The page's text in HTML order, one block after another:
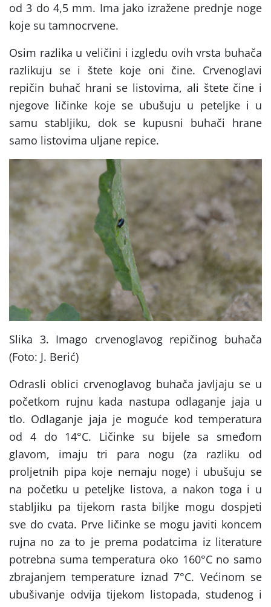
od 3 do 4,5 mm. Ima jako izražene prednje noge
koje su tamnocrvene.
Osim razlika u veličini i izgledu ovih vrsta buhača
razlikuju se i štete koje oni čine. Crvenoglavi
repičin buhač hrani se listovima, ali štete čine i
njegove ličinke koje se ubušuju u peteljke i u
samu stabljiku, dok se kupusni buhači hrane
samo listovima uljane repice.
Slika 3. Imago crvenoglavog repičinog buhača
(Foto: J. Berić)
Odrasli oblici crvenoglavog buhača javljaju se u
početkom rujnu kada nastupa odlaganje jaja u
tlo. Odlaganje jaja je moguće kod temperatura
od 4 do 14°C. Ličinke su bijele sa smeđom
glavom, imaju tri para nogu (za razliku od
proljetnih pipa koje nemaju noge) i ubušuju se
na početku u peteljke listova, a nakon toga i u
stabljiku pa tijekom rasta biljke mogu dospjeti
sve do cvata. Prve ličinke se mogu javiti koncem
rujna no za to je prema podatcima iz literature
potrebna suma temperatura oko 160°C no samo
zbrajanjem temperature iznad 7°C. Većinom se
ubušivanje odvija tijekom listopada, studenog i